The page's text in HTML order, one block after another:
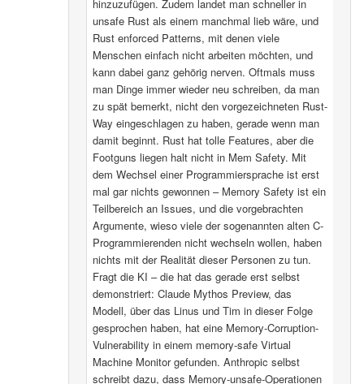
hinzuzufügen. Zudem landet man schneller in
unsafe Rust als einem manchmal lieb wäre, und
Rust enforced Patterns, mit denen viele
Menschen einfach nicht arbeiten möchten, und
kann dabei ganz gehörig nerven. Oftmals muss
man Dinge immer wieder neu schreiben, da man
zu spät bemerkt, nicht den vorgezeichneten Rust-
Way eingeschlagen zu haben, gerade wenn man
damit beginnt. Rust hat tolle Features, aber die
Footguns liegen halt nicht in Mem Safety. Mit
dem Wechsel einer Programmiersprache ist erst
mal gar nichts gewonnen – Memory Safety ist ein
Teilbereich an Issues, und die vorgebrachten
Argumente, wieso viele der sogenannten alten C-
Programmierenden nicht wechseln wollen, haben
nichts mit der Realität dieser Personen zu tun.
Fragt die KI – die hat das gerade erst selbst
demonstriert: Claude Mythos Preview, das
Modell, über das Linus und Tim in dieser Folge
gesprochen haben, hat eine Memory-Corruption-
Vulnerability in einem memory-safe Virtual
Machine Monitor gefunden. Anthropic selbst
schreibt dazu, dass Memory-unsafe-Operationen